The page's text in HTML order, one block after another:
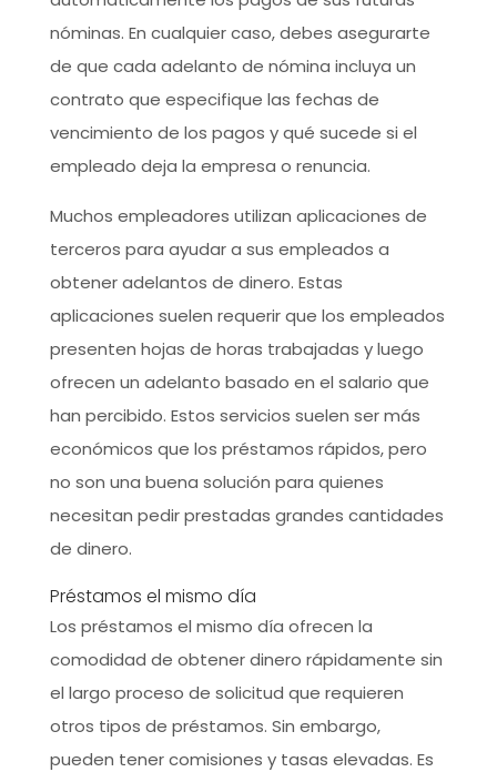
nóminas. En cualquier caso, debes asegurarte
de que cada adelanto de nómina incluya un
contrato que especifique las fechas de
vencimiento de los pagos y qué sucede si el
empleado deja la empresa o renuncia.
Muchos empleadores utilizan aplicaciones de
terceros para ayudar a sus empleados a
obtener adelantos de dinero. Estas
aplicaciones suelen requerir que los empleados
presenten hojas de horas trabajadas y luego
ofrecen un adelanto basado en el salario que
han percibido. Estos servicios suelen ser más
económicos que los préstamos rápidos, pero
no son una buena solución para quienes
necesitan pedir prestadas grandes cantidades
de dinero.
Préstamos el mismo día
Los préstamos el mismo día ofrecen la
comodidad de obtener dinero rápidamente sin
el largo proceso de solicitud que requieren
otros tipos de préstamos. Sin embargo,
pueden tener comisiones y tasas elevadas. Es